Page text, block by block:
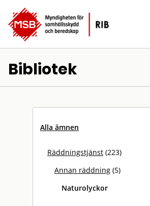
Bibliotek
Alla ämnen
Räddningstjänst (223)
Annan räddning (5)
Naturolyckor